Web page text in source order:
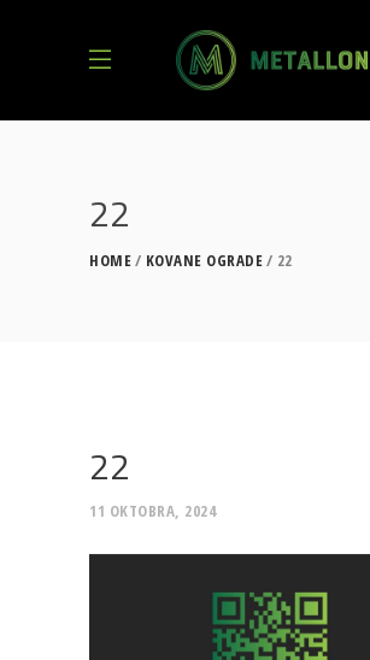
22
HOME KOVANE OGRADE 22
22
11 OKTOBRA, 2024